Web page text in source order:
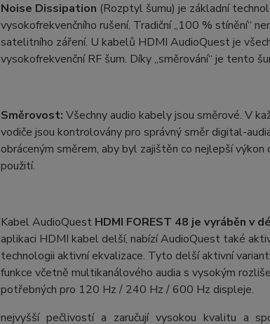
Noise Dissipation (Rozptyl šumu) je základní
vysokofrekvenčního rušení. Tradiční „100 % stínění“
satelitního záření. U kabelů HDMI AudioQuest je
vysokofrekvenční RF šum. Díky „směrování“ je tento
Směrovost: Všechny audio kabely jsou směrové. V
vodiče jsou kontrolovány pro správný směr digital-
obráceným směrem, aby byl zajištěn co nejlepší
použití.
Kabel AudioQuest HDMI FOREST 48 je vyráběn v
aplikaci HDMI kabel delší, nabízí AudioQuest také
technologii aktivní ekvalizace. Tyto delší aktivní
funkce včetně multikanálového audia s vysokým
potřebných pro 120 Hz / 240 Hz / 600 Hz displeje.
nejvyšší pečlivostí a zaručují vysokou kvalitu a